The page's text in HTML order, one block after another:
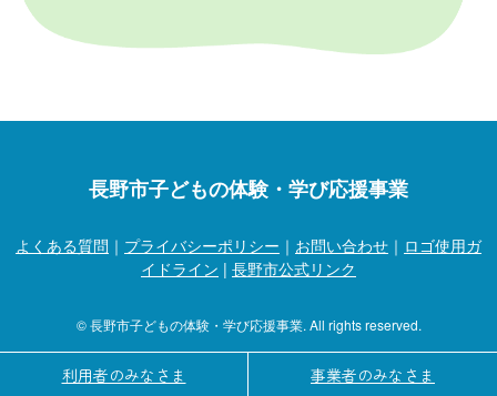
長野市子どもの体験・学び応援事業
よくある質問 ｜ プライバシーポリシー ｜ お問い合わせ ｜ ロゴ使用ガ
イドライン | 長野市公式リンク
© 長野市子どもの体験・学び応援事業. All rights reserved.
利用者のみなさま 事業者のみなさま